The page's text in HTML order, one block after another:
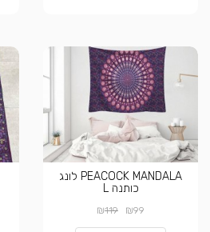
PEACOCK MANDALA לונג
כותנה L
₪99
₪119